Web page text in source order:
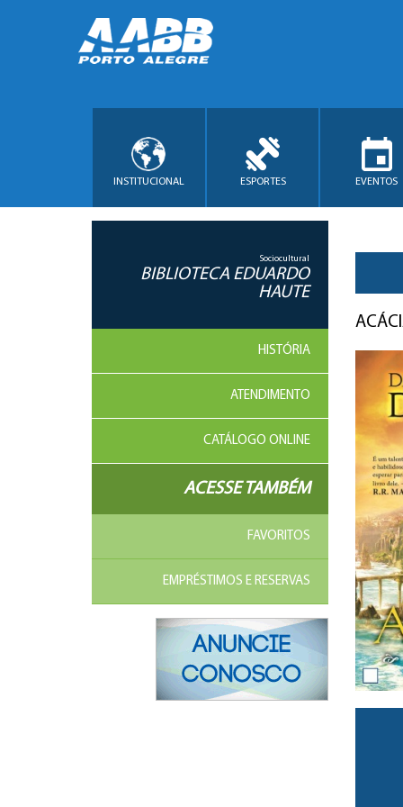
INSTITUCIONAL ESPORTES EVENTOS
Sociocultural
BIBLIOTECA EDUARDO
HAUTE
HISTÓRIA
ATENDIMENTO
CATÁLOGO ONLINE
ACESSE TAMBÉM
FAVORITOS
EMPRÉSTIMOS E RESERVAS